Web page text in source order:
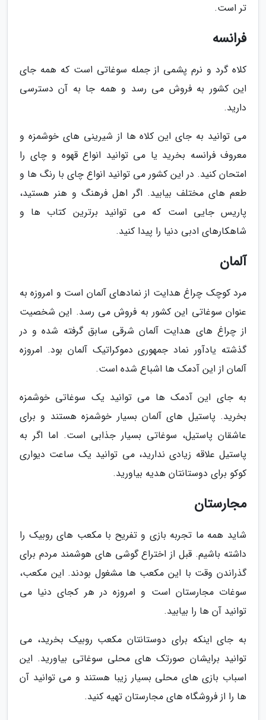
تر است.
فرانسه
کلاه گرد و نرم پشمی از جمله سوغاتی است که همه جای
این کشور به فروش می رسد و همه جا به آن دسترسی
دارید.
می توانید به جای این کلاه ها از شیرینی های خوشمزه و
معروف فرانسه بخرید یا می توانید انواع قهوه و چای را
امتحان کنید. در این کشور می توانید انواع چای با رنگ ها و
طعم های مختلف بیابید. اگر اهل فرهنگ و هنر هستید،
پاریس جایی است که می توانید برترین کتاب ها و
شاهکارهای ادبی دنیا را پیدا کنید.
آلمان
مرد کوچک چراغ هدایت از نمادهای آلمان است و امروزه به
عنوان سوغاتی این کشور به فروش می رسد. این شخصیت
از چراغ های هدایت آلمان شرقی سابق گرفته شده و در
گذشته یادآور نماد جمهوری دموکراتیک آلمان بود. امروزه
آلمان از این آدمک ها اشباع شده است.
به جای این آدمک ها می توانید یک سوغاتی خوشمزه
بخرید. پاستیل های آلمان بسیار خوشمزه هستند و برای
عاشقان پاستیل، سوغاتی بسیار جذابی است. اما اگر به
پاستیل علاقه زیادی ندارید، می توانید یک ساعت دیواری
کوکو برای دوستانتان هدیه بیاورید.
مجارستان
شاید همه ما تجربه بازی و تفریح با مکعب های روبیک را
داشته باشیم. قبل از اختراع گوشی های هوشمند مردم برای
گذراندن وقت با این مکعب ها مشغول بودند. این مکعب،
سوغات مجارستان است و امروزه در هر کجای دنیا می
توانید آن ها را بیابید.
به جای اینکه برای دوستانتان مکعب روبیک بخرید، می
توانید برایشان صورتک های محلی سوغاتی بیاورید. این
اسباب بازی های محلی بسیار زیبا هستند و می توانید آن
ها را از فروشگاه های مجارستان تهیه کنید.